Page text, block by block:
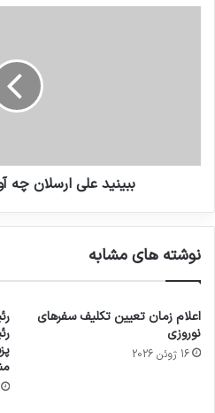
ببینید علی ارسلان چه
نوشته های مشابه
اعلام زمان تعیین تکلیف سفرهای
نوروزی
16 ژوئن 2026